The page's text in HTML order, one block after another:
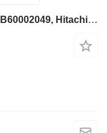
Hitachi 9218031 Zahnradpumpe YB60002049, Hitachi ZX350LC-6, ZX290LC-5B bomba de engranajes para Hitachi ZX350LC-6, ZX290LC-5B excavadora